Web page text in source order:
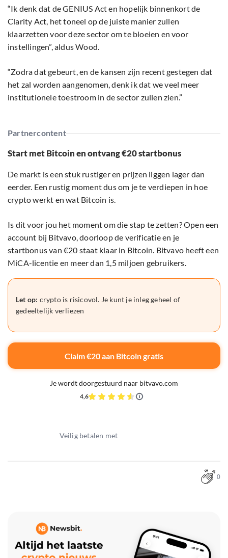
“Ik denk dat de GENIUS Act en hopelijk binnenkort de
Clarity Act, het toneel op de juiste manier zullen
klaarzetten voor deze sector om te bloeien en voor
instellingen”, aldus Wood.
“Zodra dat gebeurt, en de kansen zijn recent gestegen dat
het zal worden aangenomen, denk ik dat we veel meer
institutionele toestroom in de sector zullen zien.”
Partnercontent
Start met Bitcoin en ontvang €20 startbonus
De markt is een stuk rustiger en prijzen liggen lager dan
eerder. Een rustig moment dus om je te verdiepen in hoe
crypto werkt en wat Bitcoin is.
Is dit voor jou het moment om die stap te zetten? Open een
account bij Bitvavo, doorloop de verificatie en je
startbonus van €20 staat klaar in Bitcoin. Bitvavo heeft een
MiCA-licentie en meer dan 1,5 miljoen gebruikers.
Let op: crypto is risicovol. Je kunt je inleg geheel of
gedeeltelijk verliezen
Claim €20 aan Bitcoin gratis
Je wordt doorgestuurd naar bitvavo.com
4,6
Veilig betalen met
0